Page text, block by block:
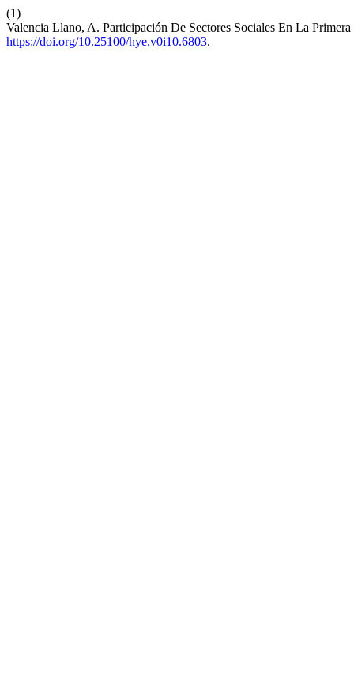
(1)
Valencia Llano, A. Participación De Sectores Sociales En La
https://doi.org/10.25100/hye.v0i10.6803.